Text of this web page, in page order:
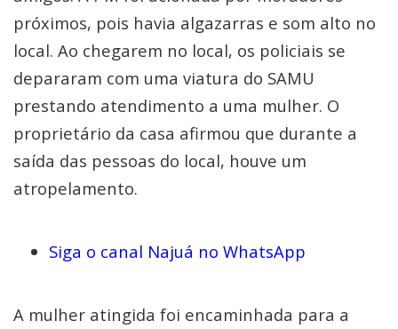
próximos, pois havia algazarras e som alto no
local. Ao chegarem no local, os policiais se
depararam com uma viatura do SAMU
prestando atendimento a uma mulher. O
proprietário da casa afirmou que durante a
saída das pessoas do local, houve um
atropelamento.
Siga o canal Najuá no WhatsApp
A mulher atingida foi encaminhada para a